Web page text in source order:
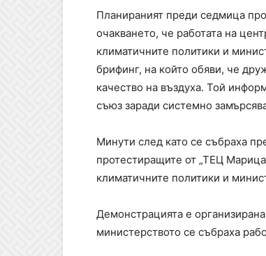
Планираният преди седмица
очакването, че работата на
климатичните политики и
брифинг, на който обяви, че
качество на въздуха. Той
съюз заради системно
Минути след като се събраха
протестиращите от „ТЕЦ
климатичните политики и
Демонстрацията е
министерството се събраха